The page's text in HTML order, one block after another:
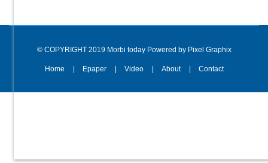
© COPYRIGHT 2019 Morbi today Powered by Pixel Graphix
Home Epaper Video About Contact